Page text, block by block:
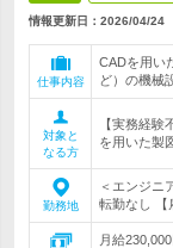
情報更新日：2026/04/24
仕事内容
CADを用い
ど）の機械
対象と
なる方
【実務経
を用いた製
勤務地
＜エンジニ
転勤なし 【
月給